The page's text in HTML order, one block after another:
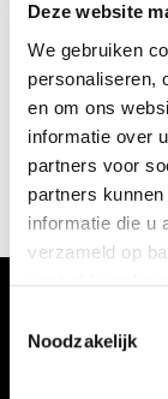
Deze website
We gebruiken
personaliseren,
en om ons
informatie over
partners voor
partners
informatie die u
verzameld op
Noodzakelijk
Hoe kan het
wonen en leven?
nu, en denk mee
1 min
VERHALEN